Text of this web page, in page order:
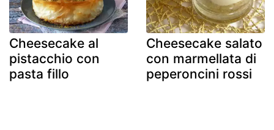
Cheesecake al
pistacchio con
pasta fillo
Cheesecake salato
con marmellata di
peperoncini rossi